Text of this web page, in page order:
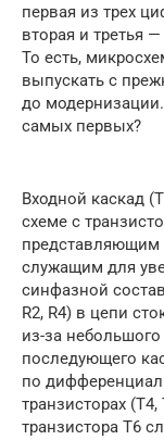
первая из трех
вторая и третья
То есть,
выпускать с
до
самых первых?
Входной каскад
схеме с
представляющим
служащим для
синфазной
R2, R4) в цепи
из-за
последующего
по
транзисторах
транзистора T6